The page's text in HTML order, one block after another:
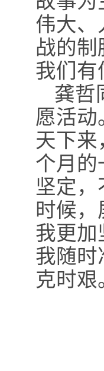
伟大、
战的制
我们有
龚哲
愿活动
天下来
个月的
坚定
时候
我更加
我随时
克时艰